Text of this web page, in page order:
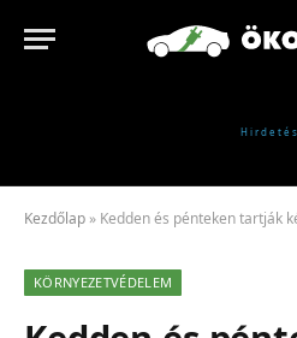
Kezdőlap » Kedden és pénteken tartják
KÖRNYEZETVÉDELEM